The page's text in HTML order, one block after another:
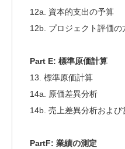
12a. 資本的支出の予算
12b. プロジェクト評価の
Part E: 標準原価計算
13. 標準原価計算
14a. 原価差異分析
14b. 売上差異分析および
PartF: 業績の測定